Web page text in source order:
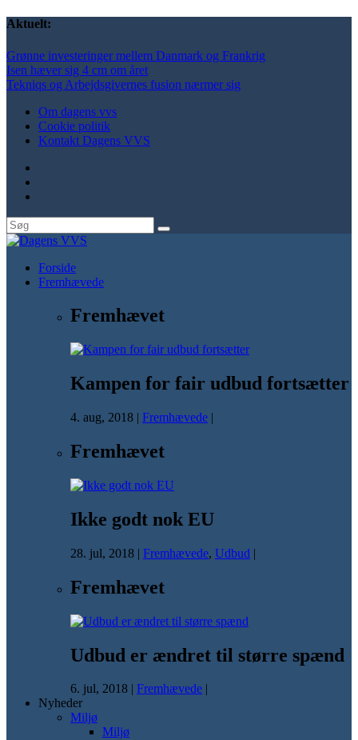
Aktuelt:
Grønne investeringer mellem Danmark og Frankrig
Isen hæver sig 4 cm om året
Tekniqs og Arbejdsgivernes fusion nærmer sig
Om dagens vvs
Cookie politik
Kontakt Dagens VVS
Forside
Fremhævede
Fremhævet
Kampen for fair udbud fortsætter
4. aug, 2018 | Fremhævede |
Fremhævet
Ikke godt nok EU
28. jul, 2018 | Fremhævede, Udbud |
Fremhævet
Udbud er ændret til større spænd
6. jul, 2018 | Fremhævede |
Nyheder
Miljø
Miljø